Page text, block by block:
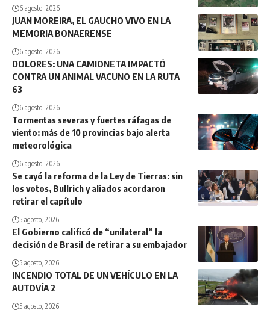
6 agosto, 2026
JUAN MOREIRA, EL GAUCHO VIVO EN LA
MEMORIA BONAERENSE
6 agosto, 2026
DOLORES: UNA CAMIONETA IMPACTÓ
CONTRA UN ANIMAL VACUNO EN LA RUTA
63
6 agosto, 2026
Tormentas severas y fuertes ráfagas de
viento: más de 10 provincias bajo alerta
meteorológica
6 agosto, 2026
Se cayó la reforma de la Ley de Tierras: sin
los votos, Bullrich y aliados acordaron
retirar el capítulo
5 agosto, 2026
El Gobierno calificó de “unilateral” la
decisión de Brasil de retirar a su embajador
5 agosto, 2026
INCENDIO TOTAL DE UN VEHÍCULO EN LA
AUTOVÍA 2
5 agosto, 2026